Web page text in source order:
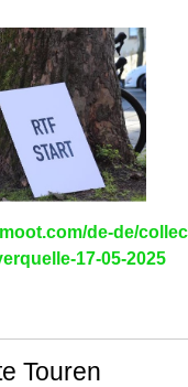
de-de/
17-05-2025
Touren